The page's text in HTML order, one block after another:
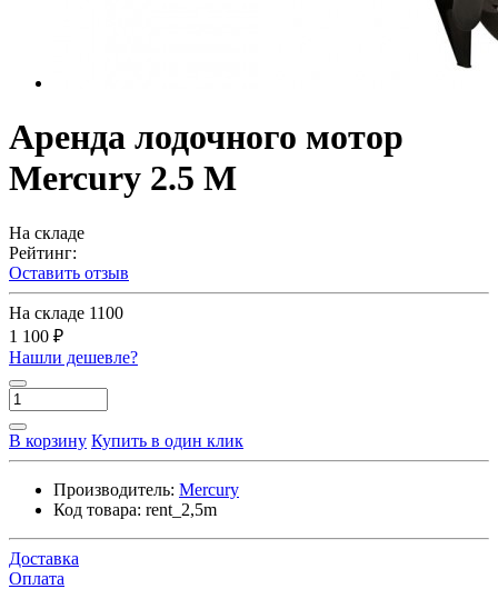
Аренда лодочного мотор
Mercury 2.5 M
На складе
Рейтинг:
Оставить отзыв
На складе 1100
1 100 ₽
Нашли дешевле?
В корзину Купить в один клик
Производитель: Mercury
Код товара: rent_2,5m
Доставка
Оплата